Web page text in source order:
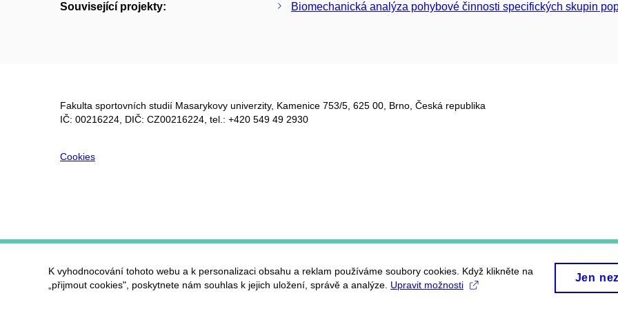
Související projekty: Biomechanická analýza pohybové činnosti specifických skupin
Fakulta sportovních studií Masarykovy univerzity, Kamenice 753/5​, 625 00, Brno, Česká republika
IČ: 00216224, DIČ: CZ00216224, tel.: +420 549 49 2930
Cookies
K vyhodnocování tohoto webu a k personalizaci obsahu a reklam používáme soubory cookies. Když klikněte na
„přijmout cookies", poskytnete nám souhlas k jejich uložení, správě a analýze. Upravit možnosti
Jen